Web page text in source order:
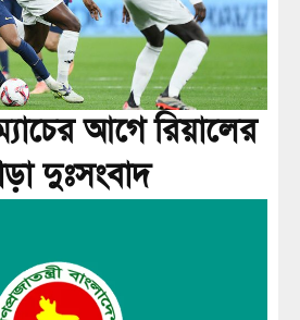
আগে রিয়ালের
দুঃসংবাদ